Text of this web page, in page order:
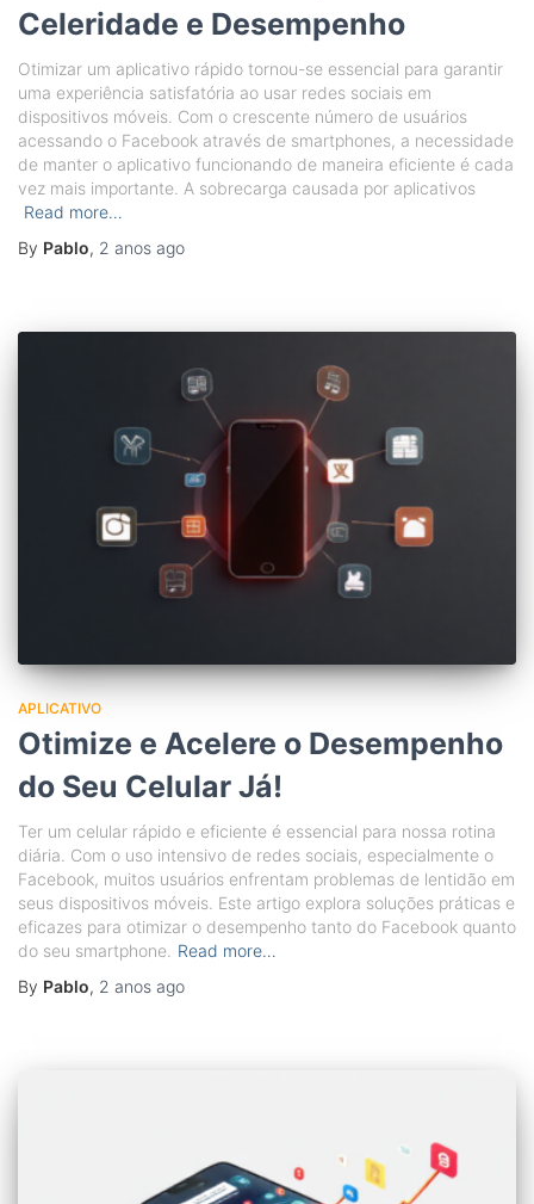
Celeridade e Desempenho
Otimizar um aplicativo rápido tornou-se essencial para garantir
uma experiência satisfatória ao usar redes sociais em
dispositivos móveis. Com o crescente número de usuários
acessando o Facebook através de smartphones, a necessidade
de manter o aplicativo funcionando de maneira eficiente é cada
vez mais importante. A sobrecarga causada por aplicativos
Read more…
By Pablo, 2 anos ago
APLICATIVO
Otimize e Acelere o Desempenho
do Seu Celular Já!
Ter um celular rápido e eficiente é essencial para nossa rotina
diária. Com o uso intensivo de redes sociais, especialmente o
Facebook, muitos usuários enfrentam problemas de lentidão em
seus dispositivos móveis. Este artigo explora soluções práticas e
eficazes para otimizar o desempenho tanto do Facebook quanto
do seu smartphone. Read more…
By Pablo, 2 anos ago